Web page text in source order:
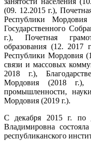
(09. 12.2015 г.),
Республики
Государственного
г.), Почетная
образования (12. 2017
Республики Мордовия
связи и массовых
2018 г.),
Мордовия (2018 г.),
промышленности,
Мордовия (2019 г.).
С декабря 2015 г. по
Владимировна
республиканского